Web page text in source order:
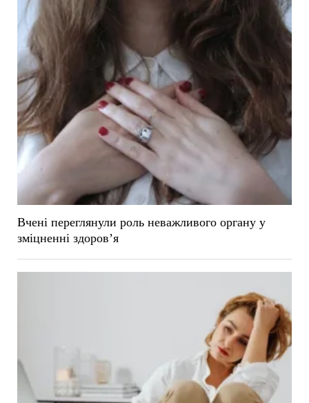
Вчені переглянули роль неважливого органу у
зміцненні здоров’я